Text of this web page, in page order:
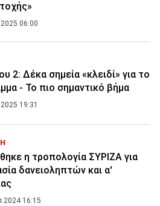
2025 06:00
2: Δέκα σημεία «κλειδί» για το
- Το πιο σημαντικό βήμα
2025 19:31
η τροπολογία ΣΥΡΙΖΑ για
δανειοληπτών και α'
2024 16:15